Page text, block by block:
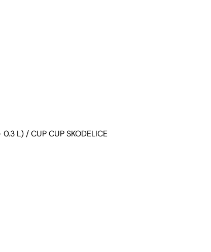
0.3 L) / CUP CUP SKODELICE